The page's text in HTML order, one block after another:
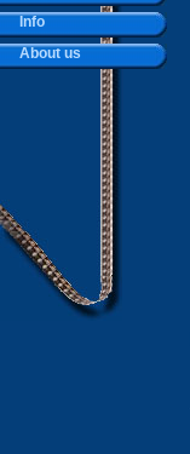
Info
About us